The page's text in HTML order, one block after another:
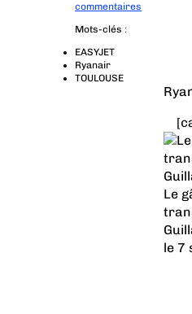
commentaires
Mots-clés :
EASYJET
Ryanair
TOULOUSE
Le
le 7